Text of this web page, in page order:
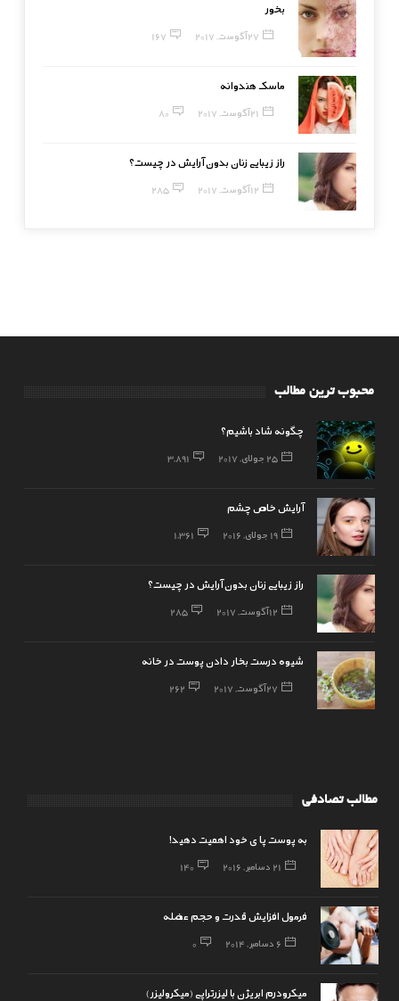
بخور
27 آگوست, 2017 167
ماسک هندوانه
21 آگوست, 2017 80
راز زیبایی زنان بدون آرایش در چیست؟
12 آگوست, 2017 285
محبوب ترین مطالب
چگونه شاد باشیم؟
25 جولای, 2017 3,891
آرایش خاص چشم
19 جولای, 2016 1,361
راز زیبایی زنان بدون آرایش در چیست؟
12 آگوست, 2017 285
شیوه درست بخار دادن پوست در خانه
27 آگوست, 2017 262
مطالب تصادفی
به پوست پا ی خود اهمیت دهید!
21 دسامبر, 2016 140
فرمول افزایش قدرت و حجم عضله
6 دسامبر, 2014 0
میکرودرم ابریژن با لیزرتراپی (میکرولیزر)